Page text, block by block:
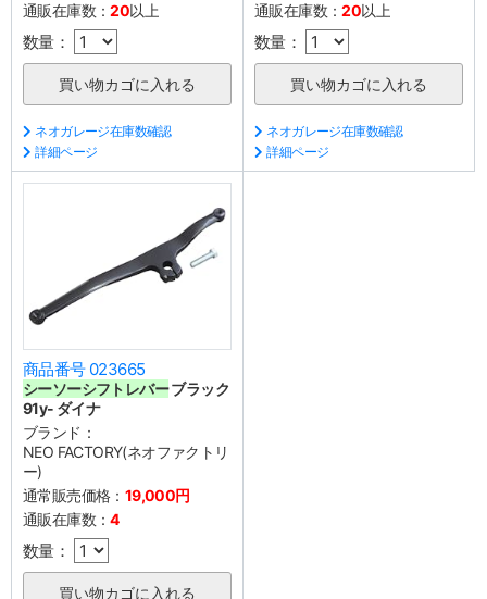
通販在庫数：20以上
数量：
ネオガレージ在庫数確認
詳細ページ
通販在庫数：20以上
数量：
ネオガレージ在庫数確認
詳細ページ
商品番号 023665
シーソーシフトレバーブラック
91y- ダイナ
ブランド：
NEO FACTORY(ネオファクトリ
ー)
通常販売価格： 19,000円
通販在庫数：4
数量：